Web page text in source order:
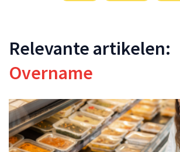
Relevante artikelen:
Overname